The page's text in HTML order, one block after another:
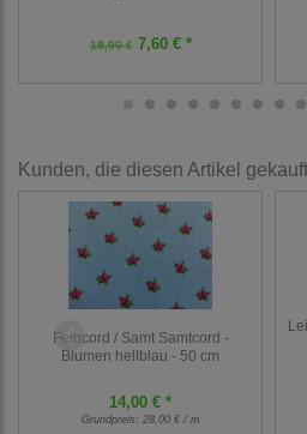
19,00 €7,60 € *
Kunden, die diesen Artikel
Feincord / Samt Samtcord -
Blumen hellblau - 50 cm
14,00 € *
Grundpreis: 28,00 € / m